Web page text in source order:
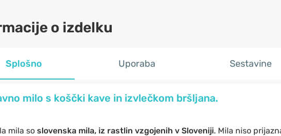
o izdelku
Splošno Uporaba Sestavine
milo s koščki kave in izvlečkom bršljana.
mila so slovenska mila, iz rastlin vzgojenih v Sloveniji. Mila niso